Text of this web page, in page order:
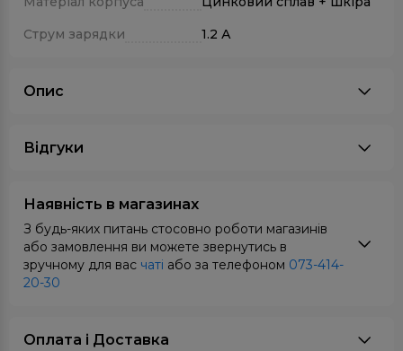
Струм зарядки
1.2 А
Опис
Відгуки
Наявність в магазинах
З будь-яких питань стосовно роботи магазинів
або замовлення ви можете звернутись в
зручному для вас чаті або за телефоном 073-414-
20-30
Оплата i Доставка